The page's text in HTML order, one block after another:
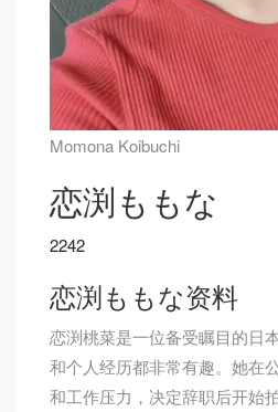
Momona Koibuchi
恋渕ももな
2242
恋渕ももな资料
恋渕桃菜是一位备受瞩目的日
和个人经历都非常有趣。她在
和工作压力，决定辞职后开始